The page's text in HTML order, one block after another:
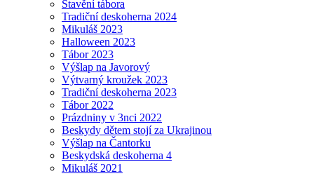
Stavění tábora
Tradiční deskoherna 2024
Mikuláš 2023
Halloween 2023
Tábor 2023
Výšlap na Javorový
Výtvarný kroužek 2023
Tradiční deskoherna 2023
Tábor 2022
Prázdniny v 3nci 2022
Beskydy dětem stojí za Ukrajinou
Výšlap na Čantorku
Beskydská deskoherna 4
Mikuláš 2021